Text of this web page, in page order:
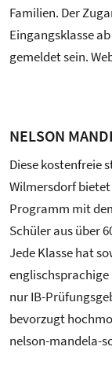
Familien. Der
Eingangsklasse
gemeldet sein.
NELSON
Diese kostenfreie
Wilmersdorf
Programm mit
Schüler aus über
Jede Klasse hat
nur IB-
bevorzugt
nelson-mandela-